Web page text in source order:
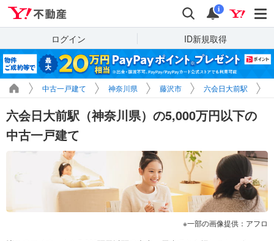
検索 通知
i
ログイン ID新規取得
中古一戸建て 神奈川県 藤沢市 六会日大前駅
六会日大前駅（神奈川県）の5,000万円以下の
中古一戸建て
一部の画像提供：アフロ